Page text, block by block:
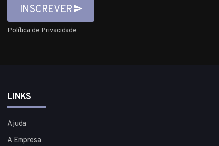
INSCREVER
Política de Privacidade
LINKS
Ajuda
A Empresa